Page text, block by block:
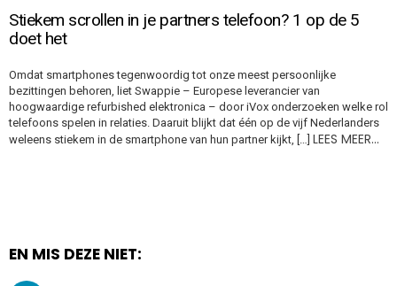
Stiekem scrollen in je partners telefoon? 1 op de 5
doet het
Omdat smartphones tegenwoordig tot onze meest persoonlijke
bezittingen behoren, liet Swappie – Europese leverancier van
hoogwaardige refurbished elektronica – door iVox onderzoeken welke rol
telefoons spelen in relaties. Daaruit blijkt dat één op de vijf Nederlanders
weleens stiekem in de smartphone van hun partner kijkt, […] LEES MEER…
EN MIS DEZE NIET: